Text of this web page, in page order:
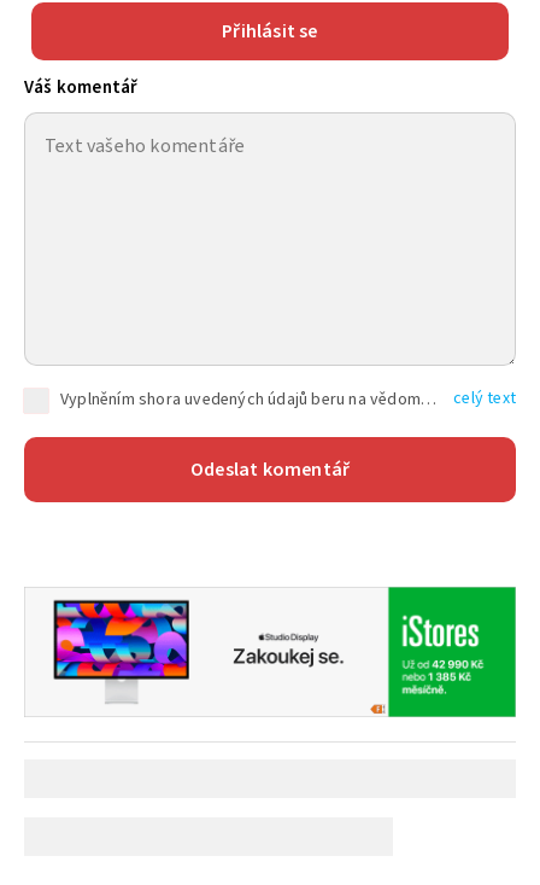
Přihlásit se
Váš komentář
Vyplněním shora uvedených údajů beru na vědomí, že společnost TEXT FACTORY s.r.o., sídlem Brno, Durďákova 336/29, Černá Pole, PSČ: 613 00, IČ: 06157831, zapsané u Krajského soudu v Brně, oddíl C, vložka 100399, bude zpracovávat mé osobní údaje uvedené v rámci mnou vyplněného registračního formuláře na základě oprávněných zájmů TEXT FACTORY s.r.o. dle čl. 6 odst. 1 písm. f) GDPR a pro splnění právních povinností (čl. 6 odst. 1 písm. c) GDPR), a to pro tyto účely: nezbytnost zajistit oprávnění návštěvníka webových stránek provozovaných společností TEXT FACTORY s.r.o. přispívat aktivně ke zveřejněným článkům nebo v rámci diskusních fór a výkon práv TEXT FACTORY s.r.o. jako administrátora těchto diskusních fór. Více informací o zpracování osobních údajů a právech lze nalézt v celý text